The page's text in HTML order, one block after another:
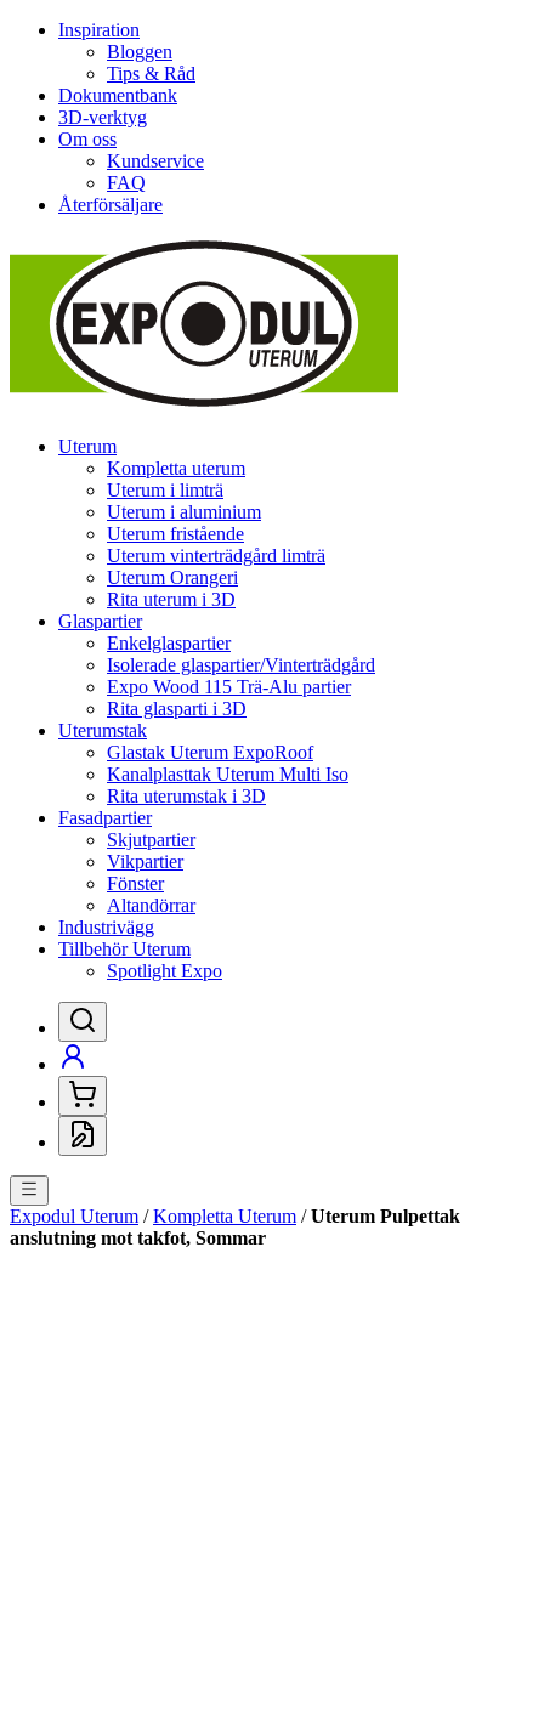
Inspiration
Bloggen
Tips & Råd
Dokumentbank
3D-verktyg
Om oss
Kundservice
FAQ
Återförsäljare
Uterum
Kompletta uterum
Uterum i limträ
Uterum i aluminium
Uterum fristående
Uterum vinterträdgård limträ
Uterum Orangeri
Rita uterum i 3D
Glaspartier
Enkelglaspartier
Isolerade glaspartier/Vinterträdgård
Expo Wood 115 Trä-Alu partier
Rita glasparti i 3D
Uterumstak
Glastak Uterum ExpoRoof
Kanalplasttak Uterum Multi Iso
Rita uterumstak i 3D
Fasadpartier
Skjutpartier
Vikpartier
Fönster
Altandörrar
Industrivägg
Tillbehör Uterum
Spotlight Expo
Expodul Uterum /Kompletta Uterum /Uterum Pulpettak
anslutning mot takfot, Sommar